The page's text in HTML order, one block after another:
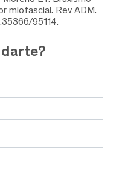
miofascial. Rev ADM.
95114.